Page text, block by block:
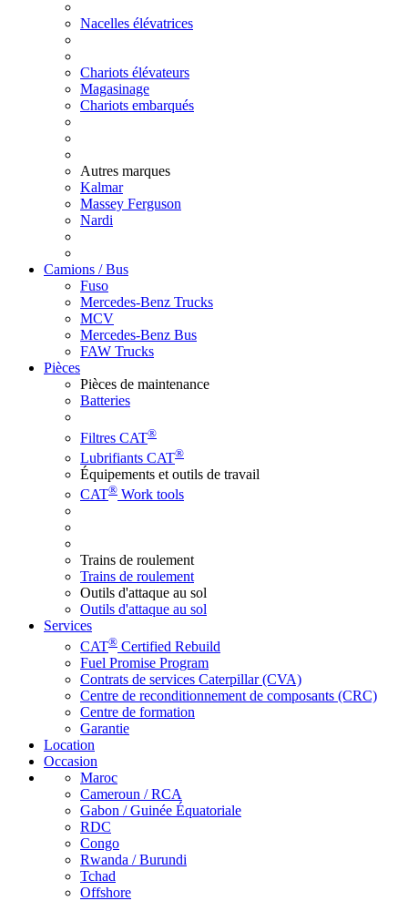
Nacelles élévatrices
Chariots élévateurs
Magasinage
Chariots embarqués
Autres marques
Kalmar
Massey Ferguson
Nardi
Camions / Bus
Fuso
Mercedes-Benz Trucks
MCV
Mercedes-Benz Bus
FAW Trucks
Pièces
Pièces de maintenance
Batteries
Filtres CAT®
Lubrifiants CAT®
Équipements et outils de travail
CAT® Work tools
Trains de roulement
Trains de roulement
Outils d'attaque au sol
Outils d'attaque au sol
Services
CAT® Certified Rebuild
Fuel Promise Program
Contrats de services Caterpillar (CVA)
Centre de reconditionnement de composants (CRC)
Centre de formation
Garantie
Location
Occasion
Maroc
Cameroun / RCA
Gabon / Guinée Équatoriale
RDC
Congo
Rwanda / Burundi
Tchad
Offshore